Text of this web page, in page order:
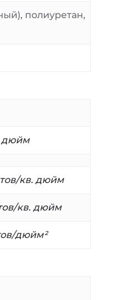
полиуретан,
дюйм
кв. дюйм
кв. дюйм
дюйм²